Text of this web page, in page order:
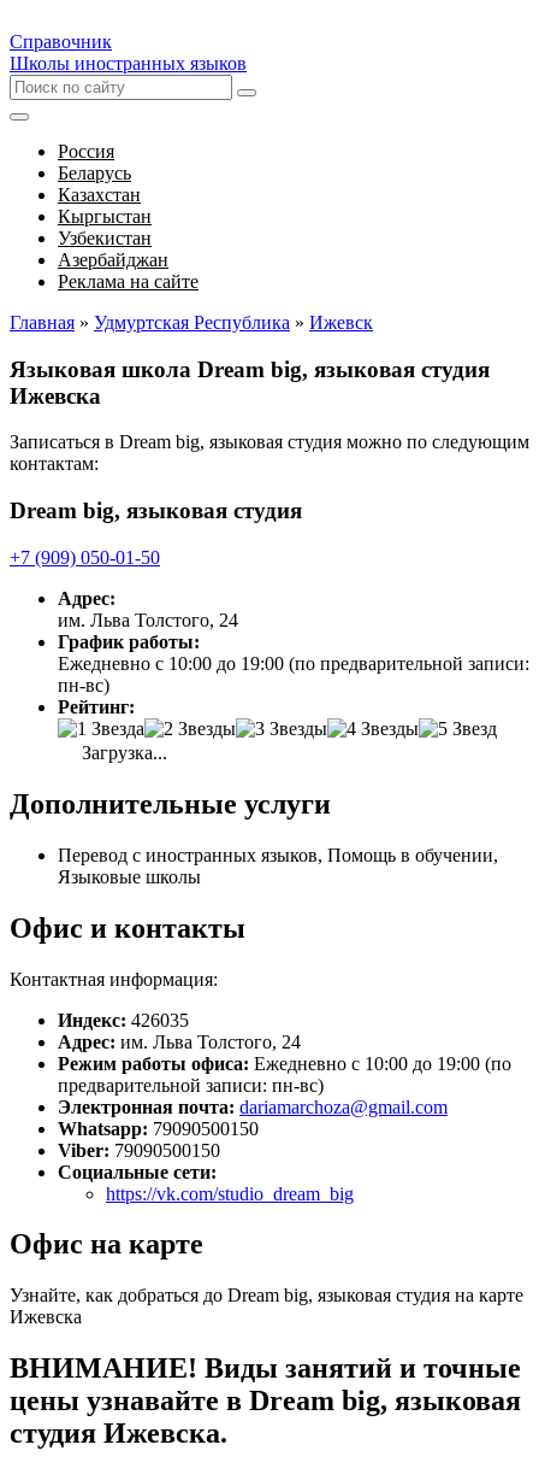
Справочник
Школы иностранных языков
Россия
Беларусь
Казахстан
Кыргыстан
Узбекистан
Азербайджан
Реклама на сайте
Главная » Удмуртская Республика » Ижевск
Языковая школа Dream big, языковая студия
Ижевска
Записаться в Dream big, языковая студия можно по следующим
контактам:
Dream big, языковая студия
+7 (909) 050-01-50
Адрес:
им. Льва Толстого, 24
График работы:
Ежедневно с 10:00 до 19:00 (по предварительной записи:
пн-вс)
Рейтинг:
Загрузка...
Дополнительные услуги
Перевод с иностранных языков, Помощь в обучении,
Языковые школы
Офис и контакты
Контактная информация:
Индекс: 426035
Адрес: им. Льва Толстого, 24
Режим работы офиса: Ежедневно с 10:00 до 19:00 (по
предварительной записи: пн-вс)
Электронная почта: dariamarchoza@gmail.com
Whatsapp: 79090500150
Viber: 79090500150
Социальные сети:
https://vk.com/studio_dream_big
Офис на карте
Узнайте, как добраться до Dream big, языковая студия на карте
Ижевска
ВНИМАНИЕ! Виды занятий и точные
цены узнавайте в Dream big, языковая
студия Ижевска.